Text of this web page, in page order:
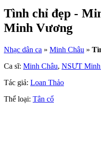
Tình chỉ đẹp -
Minh Vương
Nhạc dân ca » Minh Châu »
Ca sĩ: Minh Châu, NSƯT
Tác giả: Loan Thảo
Thể loại: Tân cổ